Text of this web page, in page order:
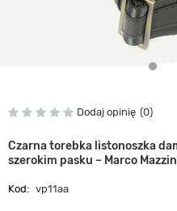
Dodaj opinię 0
Czarna torebka listonoszka
szerokim pasku – Marco
Kod: vp11aa